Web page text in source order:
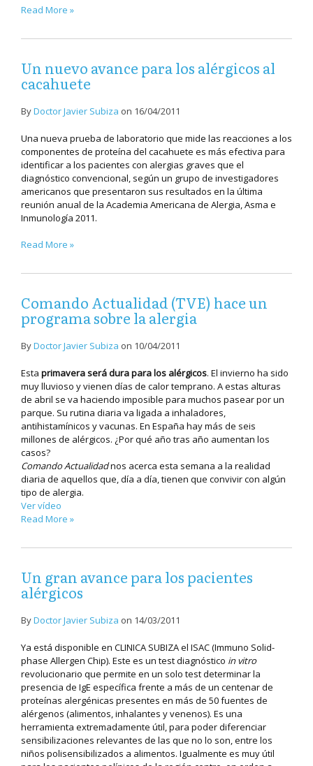
Read More »
Un nuevo avance para los alérgicos al
cacahuete
ByDoctor Javier Subiza on 16/04/2011
Una nueva prueba de laboratorio que mide las reacciones a los
componentes de proteína del cacahuete es más efectiva para
identificar a los pacientes con alergias graves que el
diagnóstico convencional, según un grupo de investigadores
americanos que presentaron sus resultados en la última
reunión anual de la Academia Americana de Alergia, Asma e
Inmunología 2011.
Read More »
Comando Actualidad (TVE) hace un
programa sobre la alergia
ByDoctor Javier Subiza on 10/04/2011
Esta primavera será dura para los alérgicos. El invierno ha sido
muy lluvioso y vienen días de calor temprano. A estas alturas
de abril se va haciendo imposible para muchos pasear por un
parque. Su rutina diaria va ligada a inhaladores,
antihistamínicos y vacunas. En España hay más de seis
millones de alérgicos. ¿Por qué año tras año aumentan los
casos?
Comando Actualidadnos acerca esta semana a la realidad
diaria de aquellos que, día a día, tienen que convivir con algún
tipo de alergia.
Ver vídeo
Read More »
Un gran avance para los pacientes
alérgicos
ByDoctor Javier Subiza on 14/03/2011
Ya está disponible en CLINICA SUBIZA el ISAC (Immuno Solid-
phase Allergen Chip). Este es un test diagnóstico in vitro
revolucionario que permite en un solo test determinar la
presencia de IgE específica frente a más de un centenar de
proteínas alergénicas presentes en más de 50 fuentes de
alérgenos (alimentos, inhalantes y venenos). Es una
herramienta extremadamente útil, para poder diferenciar
sensibilizaciones relevantes de las que no lo son, entre los
niños polisensibilizados a alimentos. Igualmente es muy útil